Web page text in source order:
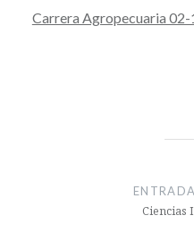
Carrera Agropecuaria
Ciencias